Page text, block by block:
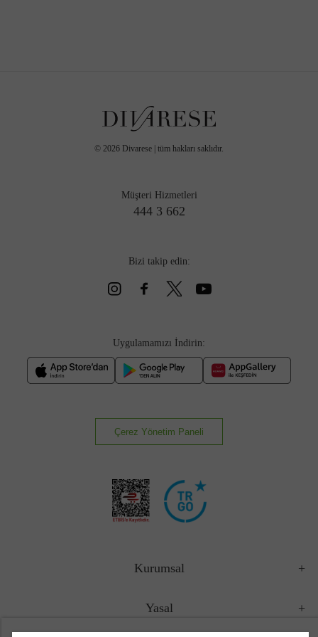
© 2026 Divarese | tüm hakları saklıdır.
Müşteri Hizmetleri
444 3 662
Bizi takip edin:
Uygulamamızı İndirin:
Çerez Yönetim Paneli
Kurumsal
Yasal